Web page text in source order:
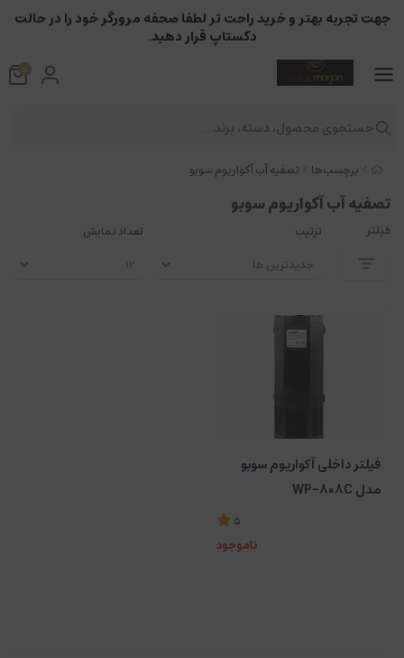
برچسب‌ها تصفیه آب آکواریوم سوبو
تصفیه آب آکواریوم سوبو
فیلتر ترتیب تعداد نمایش
فیلتر داخلی آکواریوم سوبو
مدل WP-808C
5
ناموجود
جهت تجربه بهتر و خرید راحت تر لطفا صحفه مرورگر خود را در حالت
دکستاپ قرار دهید.
0
جستجوی محصول، دسته، برند...